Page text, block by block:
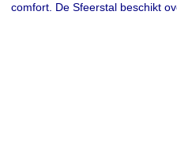
comfort. De Sfeerstal beschikt